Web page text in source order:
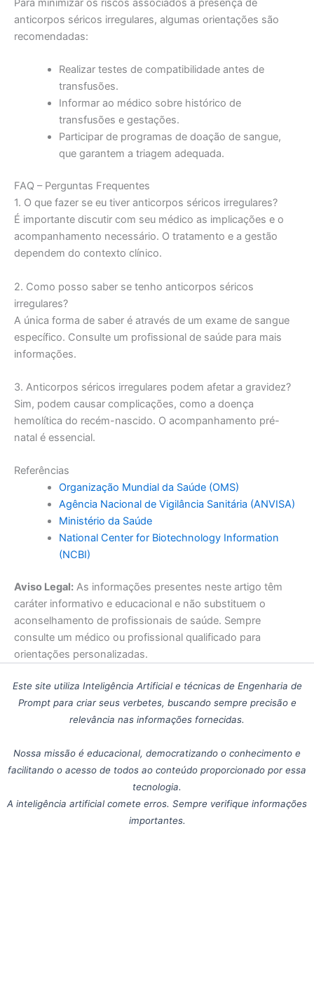
Para minimizar os riscos associados à presença de
anticorpos séricos irregulares, algumas orientações são
recomendadas:
Realizar testes de compatibilidade antes de
transfusões.
Informar ao médico sobre histórico de
transfusões e gestações.
Participar de programas de doação de sangue,
que garantem a triagem adequada.
FAQ – Perguntas Frequentes
1. O que fazer se eu tiver anticorpos séricos irregulares?
É importante discutir com seu médico as implicações e o
acompanhamento necessário. O tratamento e a gestão
dependem do contexto clínico.
2. Como posso saber se tenho anticorpos séricos
irregulares?
A única forma de saber é através de um exame de sangue
específico. Consulte um profissional de saúde para mais
informações.
3. Anticorpos séricos irregulares podem afetar a gravidez?
Sim, podem causar complicações, como a doença
hemolítica do recém-nascido. O acompanhamento pré-
natal é essencial.
Referências
Organização Mundial da Saúde (OMS)
Agência Nacional de Vigilância Sanitária (ANVISA)
Ministério da Saúde
National Center for Biotechnology Information
(NCBI)
Aviso Legal: As informações presentes neste artigo têm
caráter informativo e educacional e não substituem o
aconselhamento de profissionais de saúde. Sempre
consulte um médico ou profissional qualificado para
orientações personalizadas.
Este site utiliza Inteligência Artificial e técnicas de Engenharia de
Prompt para criar seus verbetes, buscando sempre precisão e
relevância nas informações fornecidas.
Nossa missão é educacional, democratizando o conhecimento e
facilitando o acesso de todos ao conteúdo proporcionado por essa
tecnologia.
A inteligência artificial comete erros. Sempre verifique informações
importantes.